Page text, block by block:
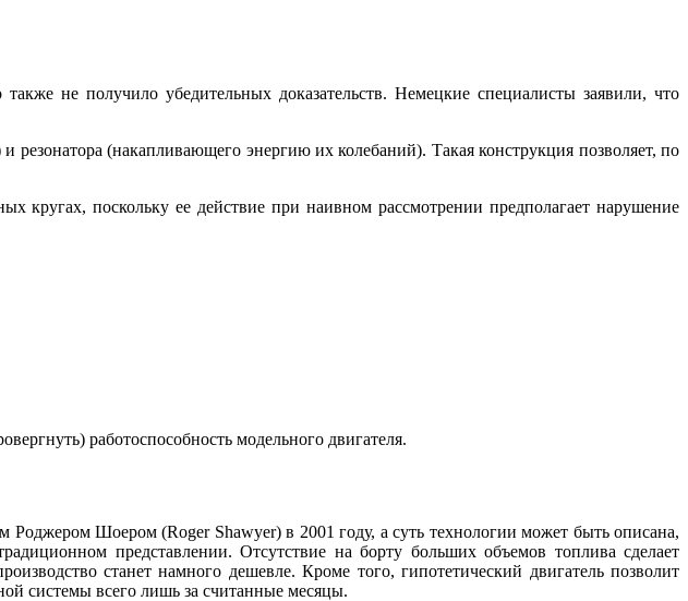
не получило убедительных доказательств. Немецкие специалисты заявили, что
(накапливающего энергию их колебаний). Такая конструкция позволяет, по
кругах, поскольку ее действие при наивном рассмотрении предполагает нарушение
работоспособность модельного двигателя.
Роджером Шоером (Roger Shawyer) в 2001 году, а суть технологии может быть описана,
представлении. Отсутствие на борту больших объемов топлива сделает
станет намного дешевле. Кроме того, гипотетический двигатель позволит
системы всего лишь за считанные месяцы.